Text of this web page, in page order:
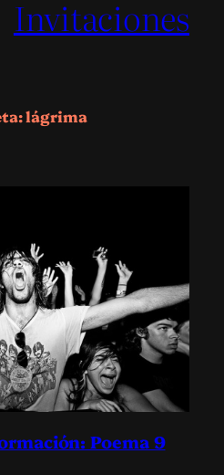
Invitaciones
lágrima
Poema 9